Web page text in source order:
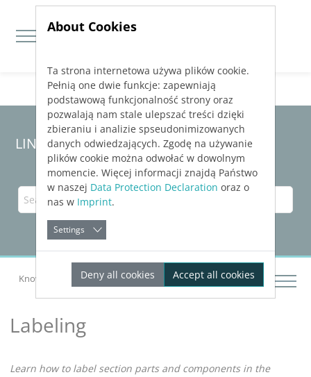
Jump directly to main navigation
Jump directly to content
LINEAR Solutions 24 for Revit
Knowledge Base Revit Labeling
Labeling
Learn how to label section parts and components in the
About Cookies
Ta strona internetowa używa plików cookie.
Pełnią one dwie funkcje: zapewniają
podstawową funkcjonalność strony oraz
pozwalają nam stale ulepszać treści dzięki
zbieraniu i analizie spseudonimizowanych
danych odwiedzających. Zgodę na używanie
plików cookie można odwołać w dowolnym
momencie. Więcej informacji znajdą Państwo
w naszej Data Protection Declaration oraz o
nas w Imprint.
Settings
Deny all cookies Accept all cookies